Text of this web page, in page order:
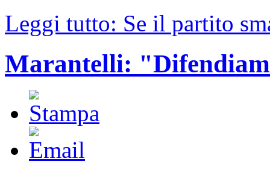
Leggi tutto: Se il partito
Marantelli: